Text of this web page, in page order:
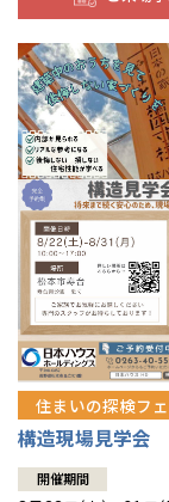
住まいの探検フ
構造現場見学会
開催期間